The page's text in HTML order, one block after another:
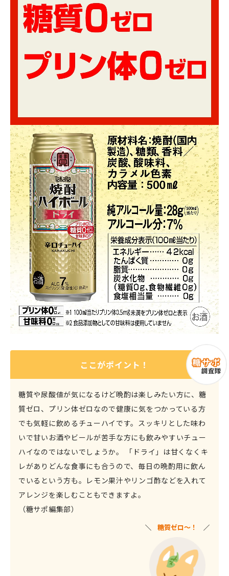
ここがポイント！
糖質や尿酸値が気になるけど晩酌は楽しみたい方に、糖
質ゼロ、プリン体ゼロなので健康に気をつかっている方
でも気軽に飲めるチューハイです。スッキリとした味わ
いで甘いお酒やビールが苦手な方にも飲みやすいチュー
ハイなのではないでしょうか。 「ドライ」は甘くなくキ
レがありどんな食事にも合うので、毎日の晩酌用に飲ん
でいるという方も。レモン果汁やリンゴ酢などを入れて
アレンジを楽しむこともできますよ。
（糖サポ編集部）
糖質ゼロ～！